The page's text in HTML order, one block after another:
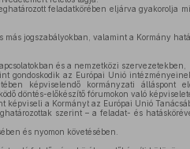
feladatkörében eljárva gyakorolja
jogszabályokban, valamint a Kormány
és a nemzetközi szervezetekben,
gondoskodik az Európai Unió
képviselendő kormányzati álláspont
döntés-előkészítő fórumokon való
a Kormányt az Európai Unió
szerint – a feladat- és
és nyomon követésében.